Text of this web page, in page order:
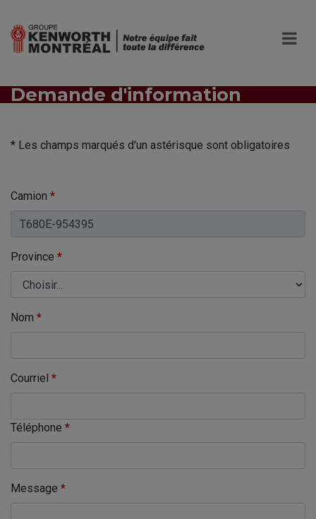
Demande d'information
* Les champs marqués d'un astérisque sont obligatoires
Camion *
Province *
Nom *
Courriel *
Téléphone *
Message *